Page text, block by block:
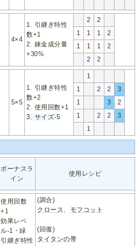
4×4
1. 引継ぎ特性
数+1
2. 錬金成分量
+30%
2
2
1
1 1
2
1
1 1
2
2
2
5×5
1. 引継ぎ特性
数+2
2. 使用回数+1
3. サイズ-5
1
1
2 2
3
1
3
2
1
2 2
3
1
ボーナスラ
イン
使用レシピ
使用回数
+1
効果レベ
ル-1・緑
引継ぎ特性
(調合)
クロース、 モフコット
(回復)
タイタンの帯